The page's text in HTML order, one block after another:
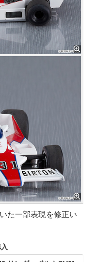
た一部表現を修正い